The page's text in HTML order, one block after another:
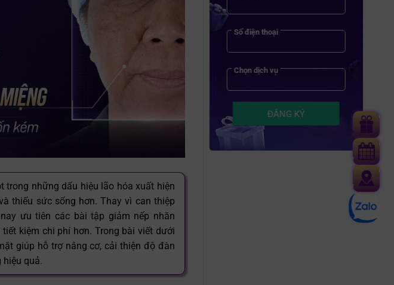
trong những dấu hiệu lão hóa xuất hiện
thiếu sức sống hơn. Thay vì can thiệp
ưu tiên các bài tập giảm nếp nhăn
kiệm chi phí hơn. Trong bài viết dưới
giúp hỗ trợ nâng cơ, cải thiện độ đàn
hiệu quả.
Số điện thoại
Chọn dịch vụ
ĐĂNG KÝ
Chat
zalo